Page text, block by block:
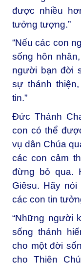
được nhiều
tưởng tượng.”
“Nếu các con
sống hôn
người bạn đời
sự thánh
tin.”
Đức Thánh
con có thể
vụ dân Chúa
các con cảm
đừng bỏ qua.
Giêsu. Hãy
các con tin
“Những người
sống thánh
cho một đời
cho Thiên